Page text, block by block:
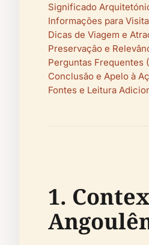
Significado
Informações para
Dicas de Viagem e
Preservação e
Perguntas Frequentes
Conclusão e Apelo à
Fontes e Leitura
1.